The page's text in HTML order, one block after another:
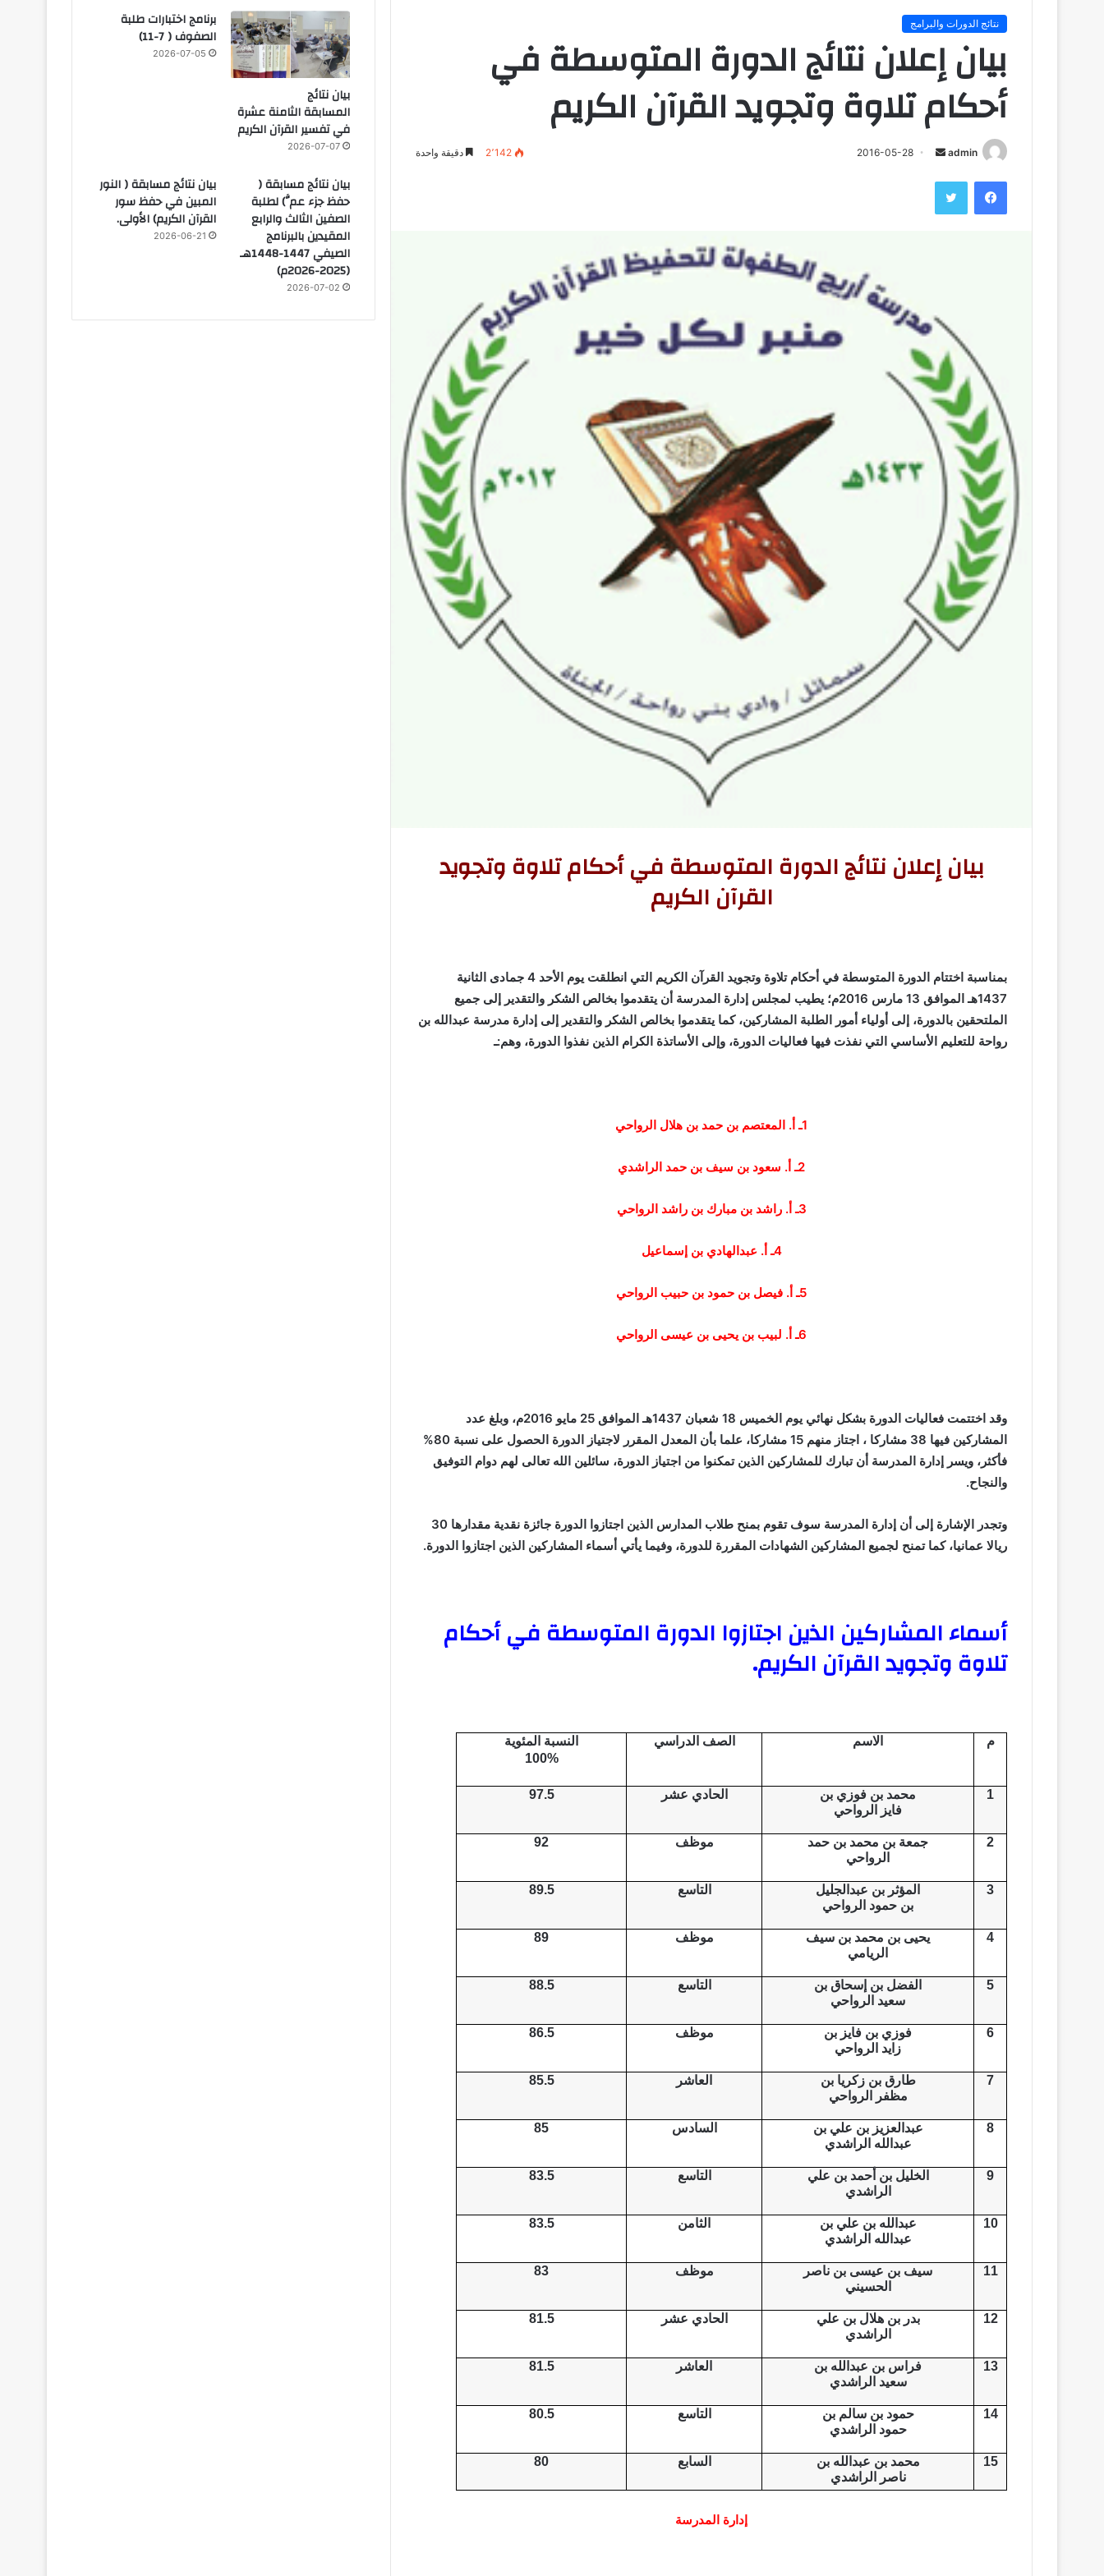
نتائج الدورات والبرامج
بيان إعلان نتائج الدورة المتوسطة في
أحكام تلاوة وتجويد القرآن الكريم
admin
ل
ك
ت
ر
و
ن
2016-05-28 2٬142 دقيقة واحدة
فيسبوك
بيان إعلان نتائج الدورة المتوسطة في أحكام تلاوة وتجويد
القرآن الكريم
بمناسبة اختتام الدورة المتوسطة في أحكام تلاوة وتجويد القرآن الكريم التي انطلقت يوم الأحد 4 جمادى الثانية
1437هـ الموافق 13 مارس 2016م؛ يطيب لمجلس إدارة المدرسة أن يتقدموا بخالص الشكر والتقدير إلى جميع
الملتحقين بالدورة، إلى أولياء أمور الطلبة المشاركين، كما يتقدموا بخالص الشكر والتقدير إلى إدارة مدرسة عبدالله بن
رواحة للتعليم الأساسي التي نفذت فيها فعاليات الدورة، وإلى الأساتذة الكرام الذين نفذوا الدورة، وهم:ـ
1ـ أ. المعتصم بن حمد بن هلال الرواحي
2ـ أ. سعود بن سيف بن حمد الراشدي
3ـ أ. راشد بن مبارك بن راشد الرواحي
4ـ أ. عبدالهادي بن إسماعيل
5ـ أ. فيصل بن حمود بن حبيب الرواحي
6ـ أ. لبيب بن يحيى بن عيسى الرواحي
وقد اختتمت فعاليات الدورة بشكل نهائي يوم الخميس 18 شعبان 1437هـ الموافق 25 مايو 2016م، وبلغ عدد
المشاركين فيها 38 مشاركا ، اجتاز منهم 15 مشاركا، علما بأن المعدل المقرر لاجتياز الدورة الحصول على نسبة 80%
فأكثر، ويسر إدارة المدرسة أن تبارك للمشاركين الذين تمكنوا من اجتياز الدورة، سائلين الله تعالى لهم دوام التوفيق
والنجاح.
وتجدر الإشارة إلى أن إدارة المدرسة سوف تقوم بمنح طلاب المدارس الذين اجتازوا الدورة جائزة نقدية مقدارها 30
ريالا عمانيا، كما تمنح لجميع المشاركين الشهادات المقررة للدورة، وفيما يأتي أسماء المشاركين الذين اجتازوا الدورة.
أسماء المشاركين الذين اجتازوا الدورة المتوسطة في أحكام
تلاوة وتجويد القرآن الكريم.
م الاسم الصف الدراسي
النسبة المئوية
100%
1
محمد بن فوزي بن
فايز الرواحي
الحادي عشر 97.5
2
جمعة بن محمد بن حمد
الرواحي
موظف 92
3
المؤثر بن عبدالجليل
بن حمود الرواحي
التاسع 89.5
4
يحيى بن محمد بن سيف
الريامي
موظف 89
5
الفضل بن إسحاق بن
سعيد الرواحي
التاسع 88.5
6
فوزي بن فايز بن
زايد الرواحي
موظف 86.5
7
طارق بن زكريا بن
مظفر الرواحي
العاشر 85.5
8
عبدالعزيز بن علي بن
عبدالله الراشدي
السادس 85
9
الخليل بن أحمد بن علي
الراشدي
التاسع 83.5
10
عبدالله بن علي بن
عبدالله الراشدي
الثامن 83.5
11
سيف بن عيسى بن ناصر
الحسيني
موظف 83
12
بدر بن هلال بن علي
الراشدي
الحادي عشر 81.5
13
فراس بن عبدالله بن
سعيد الراشدي
العاشر 81.5
14
حمود بن سالم بن
حمود الراشدي
التاسع 80.5
15
محمد بن عبدالله بن
ناصر الراشدي
السابع 80
إدارة المدرسة
بيان نتائج
المسابقة الثامنة عشرة
في تفسير القرآن الكريم
2026-07-07
برنامج اختبارات طلبة
الصفوف ( 7-11)
2026-07-05
بيان نتائج مسابقة (
حفظ جزء عمَّ) لطلبة
الصفين الثالث والرابع
المقيدين بالبرنامج
الصيفي 1447-1448هـ
(2025-2026م)
2026-07-02
بيان نتائج مسابقة ( النور
المبين في حفظ سور
القرآن الكريم) الأولى.
2026-06-21